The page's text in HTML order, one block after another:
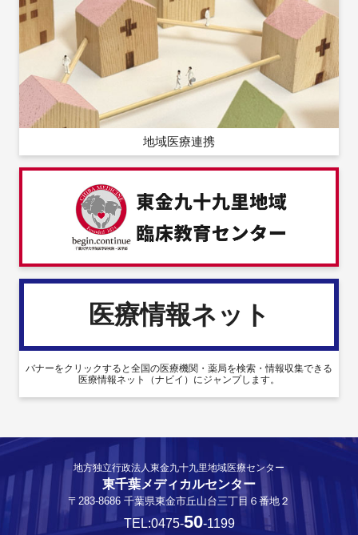
地域医療連携
医療情報ネット
バナーをクリックすると全国の医療機関・薬局を検索・情報収集できる
医療情報ネット（ナビイ）にジャンプします。
地方独立行政法人東金九十九里地域医療センター
東千葉メディカルセンター
〒283-8686 千葉県東金市丘山台三丁目６番地２
TEL:0475-50-1199